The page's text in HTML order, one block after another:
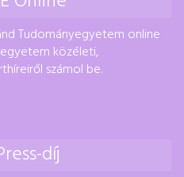
Tudományegyetem online
közéleti,
számol be.
díj